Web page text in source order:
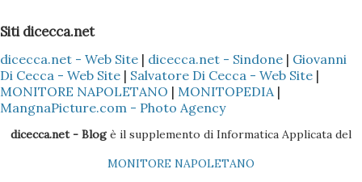
Nokia PC Suite 3 - Sincronizzare solo la Rubrica
(ovviamente dipende sempre se il cellulare Nokia è il Vostro
o di un Vostro amico) del Nokia con l'Outlook, così che tutti
i dati presenti nella Rubrica siano copiati nella sezione
Contatti dell'Outlook 4 - Scaricare l'ultima versione del
Siti dicecca.net
dicecca.net - Web Site | dicecca.net - Sindone | Giovanni
Di Cecca - Web Site | Salvatore Di Cecca - Web Site |
MONITORE NAPOLETANO | MONITOPEDIA |
MangnaPicture.com - Photo Agency
dicecca.net - Blogè il supplemento di Informatica Applicata del
MONITORE NAPOLETANO